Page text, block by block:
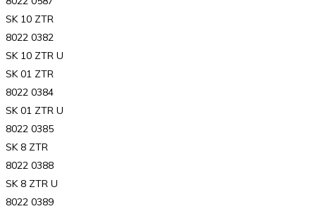
SK 10 ZTR
8022 0382
SK 10 ZTR U
SK 01 ZTR
8022 0384
SK 01 ZTR U
8022 0385
SK 8 ZTR
8022 0388
SK 8 ZTR U
8022 0389